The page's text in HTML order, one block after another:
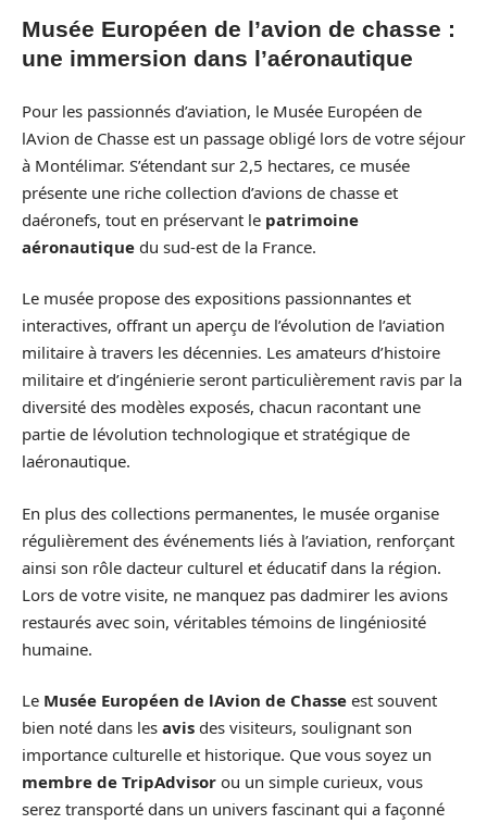
Musée Européen de l’avion de chasse :
une immersion dans l’aéronautique
Pour les passionnés d’aviation, le Musée Européen de
lAvion de Chasse est un passage obligé lors de votre séjour
à Montélimar. S’étendant sur 2,5 hectares, ce musée
présente une riche collection d’avions de chasse et
daéronefs, tout en préservant le patrimoine
aéronautique du sud-est de la France.
Le musée propose des expositions passionnantes et
interactives, offrant un aperçu de l’évolution de l’aviation
militaire à travers les décennies. Les amateurs d’histoire
militaire et d’ingénierie seront particulièrement ravis par la
diversité des modèles exposés, chacun racontant une
partie de lévolution technologique et stratégique de
laéronautique.
En plus des collections permanentes, le musée organise
régulièrement des événements liés à l’aviation, renforçant
ainsi son rôle dacteur culturel et éducatif dans la région.
Lors de votre visite, ne manquez pas dadmirer les avions
restaurés avec soin, véritables témoins de lingéniosité
humaine.
Le Musée Européen de lAvion de Chasse est souvent
bien noté dans les avis des visiteurs, soulignant son
importance culturelle et historique. Que vous soyez un
membre de TripAdvisor ou un simple curieux, vous
serez transporté dans un univers fascinant qui a façonné